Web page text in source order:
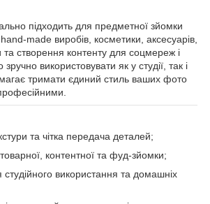
підходить для предметної зйомки
made виробів, косметики, аксесуарів,
створення контенту для соцмереж і
використовувати як у студії, так і
тримати єдиний стиль ваших фото
та чітка передача деталей;
контентної та фуд-зйомки;
використання та домашніх